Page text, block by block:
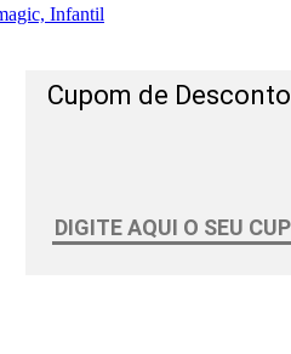
Infantil
Cupom de Desconto